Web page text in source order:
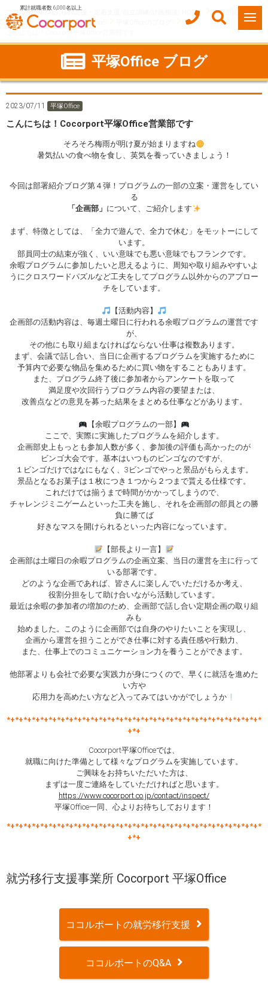
累計就職者数 6,000名以上
ココルポート(就労移行支援・定着支援/自立訓練/計画相談) HOME
事業所紹介
神奈川県
平塚市 平塚Office
こんにちは！Cocorport平塚Office営業部です
平塚Office ブログ
2023/07/11 平塚Office
こんにちは！Cocorport平塚Office営業部です
そろそろ梅雨が明け夏が始まりますね
暑気払いの食べ物を食し、英気を養っていきましょう！
今回は部署紹介ブログ第４弾！プログラムの一部の立案・運営をしてい
る
「企画部」 について、ご紹介します
まず、特徴としては、「全力で遊んで、全力で休む」をモットーにして
います。
部員同士の結束が強く、いい意味でも悪い意味でもフランクです。
余暇プログラムに参加したいと思えるように、周知や取り組みやすいよ
うにクロスワードパズルなど工夫をしてプログラム以外からのアプロー
チをしています。
【活動内容】
企画部の活動内容は、毎週土曜日に行われる余暇プログラムの運営です
が、
その他にも取り組まなければならない仕事は複数あります。
まず、会議で話し合い、当日に企画するプログラムを実施するために
予算内で必要な物品を集めるために買い物をすることもあります。
また、プログラム終了後に参加者からアンケートを取って
満足度や次回行うプログラム内容の要望または、
改善点などの意見を募った結果をまとめる仕事などがあります。
【余暇プログラムの一部】
ここで、実際に実施したプログラムを紹介します。
企画部史上もっとも参加人数が多く、参加後の評価も高かったのが
ビンゴ大会です。基本はいつものビンゴなのですが、
１ビンゴだけではなにもなく、3ビンゴでやっと景品がもらえます。
景品となるお菓子は１枚につき１つから２つまで貰える仕様です。
これだけでは揃うまで時間がかかってしまうので、
チャレンジミニゲームといった工夫を施し、それを企画部の部員との勝
負に勝てば
好きなマスを開けられるといった内容になっています。
【部長より一言】
企画部は土曜日の余暇プログラムの企画立案、当日の運営を主に行って
いる部署です。
どのような企画であれば、皆さんに楽しんでいただけるか考え、
役割分担をして助け合いながら活動しています。
最近は余暇の参加者の増加のため、企画部で話し合い定期企画の取り組
みも
始めました。このように企画部では自身のやりたいことを実現し、
企画から運営を担うことができ仕事に対する責任感や行動力、
また、仕事上でのコミュニケーション力を養うことができます。
他部署よりも会社で必要な実践力が身につくので、早くに就活を進めた
い方や
応用力を高めたい方など入ってみてはいかがでしょうか
*+*+*+*+*+*+*+*+*+*+*+*+*+*+*+*+*+*+*+*+*+*+*+*+*+*+*+*+*+*+*
+*+
Cocorport平塚Officeでは、
就職に向けた準備として様々なプログラムを実施しています。
ご興味をお持ちいただいた方は、
まずは一度ご連絡をしていただければと思います。
https://www.cocorport.co.jp/contact/inspect/
平塚Office一同、心よりお待ちしております！
*+*+*+*+*+*+*+*+*+*+*+*+*+*+*+*+*+*+*+*+*+*+*+*+*+*+*+*+*+*+*
+*+
就労移行支援事業所 Cocorport 平塚Office
ココルポートの就労移行支援
ココルポートのQ&A